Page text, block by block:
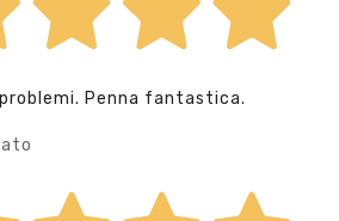
Penna fantastica.